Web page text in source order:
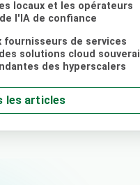
locaux et les opérateurs
l'IA de confiance
fournisseurs de services
solutions cloud
des hyperscalers
les articles